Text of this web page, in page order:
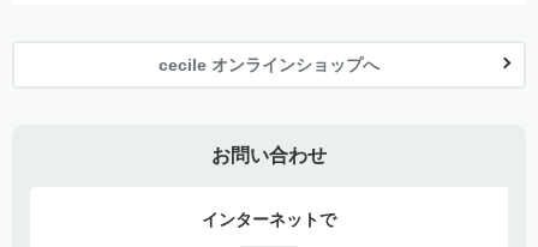
cecile オンラインショップへ
お問い合わせ
インターネットで